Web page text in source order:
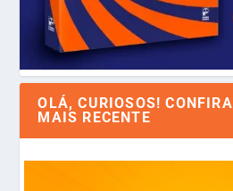
OLÁ, CURIOSOS!
MAIS RECENTE